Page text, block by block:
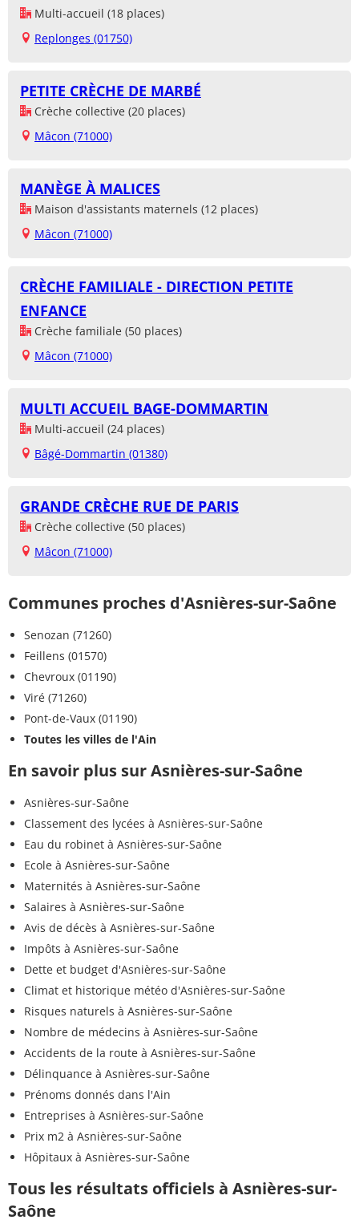
Multi-accueil (18 places)
Replonges (01750)
PETITE CRÈCHE DE MARBÉ
Crèche collective (20 places)
Mâcon (71000)
MANÈGE À MALICES
Maison d'assistants maternels (12 places)
Mâcon (71000)
CRÈCHE FAMILIALE - DIRECTION PETITE
ENFANCE
Crèche familiale (50 places)
Mâcon (71000)
MULTI ACCUEIL BAGE-DOMMARTIN
Multi-accueil (24 places)
Bâgé-Dommartin (01380)
GRANDE CRÈCHE RUE DE PARIS
Crèche collective (50 places)
Mâcon (71000)
Communes proches d'Asnières-sur-Saône
Senozan (71260)
Feillens (01570)
Chevroux (01190)
Viré (71260)
Pont-de-Vaux (01190)
Toutes les villes de l'Ain
En savoir plus sur Asnières-sur-Saône
Asnières-sur-Saône
Classement des lycées à Asnières-sur-Saône
Eau du robinet à Asnières-sur-Saône
Ecole à Asnières-sur-Saône
Maternités à Asnières-sur-Saône
Salaires à Asnières-sur-Saône
Avis de décès à Asnières-sur-Saône
Impôts à Asnières-sur-Saône
Dette et budget d'Asnières-sur-Saône
Climat et historique météo d'Asnières-sur-Saône
Risques naturels à Asnières-sur-Saône
Nombre de médecins à Asnières-sur-Saône
Accidents de la route à Asnières-sur-Saône
Délinquance à Asnières-sur-Saône
Prénoms donnés dans l'Ain
Entreprises à Asnières-sur-Saône
Prix m2 à Asnières-sur-Saône
Hôpitaux à Asnières-sur-Saône
Tous les résultats officiels à Asnières-sur-
Saône